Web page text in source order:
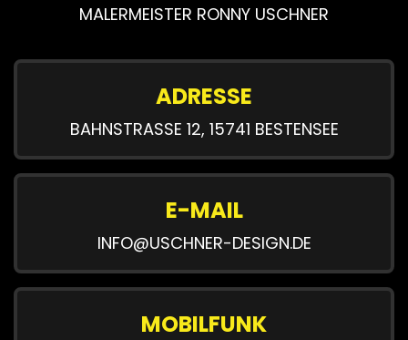
MALERMEISTER RONNY USCHNER
ADRESSE
BAHNSTRASSE 12, 15741 BESTENSEE
E-MAIL
INFO@USCHNER-DESIGN.DE
MOBILFUNK